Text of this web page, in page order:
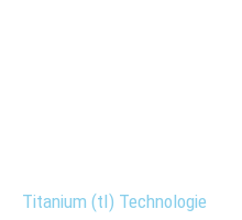
Titanium (tI) Technologie